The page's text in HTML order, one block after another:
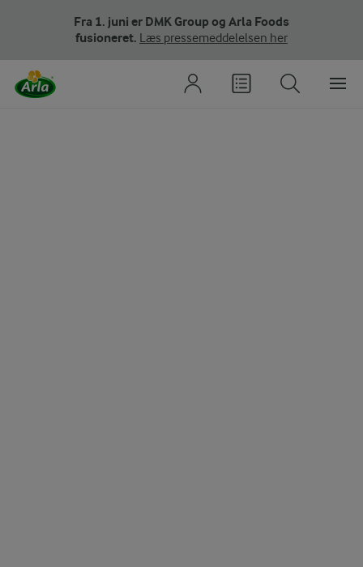
Fra 1. juni er DMK Group og Arla Foods
fusioneret. Læs pressemeddelelsen her